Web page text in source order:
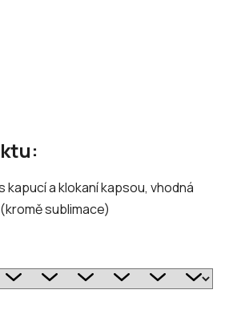
kapucí a klokaní kapsou, vhodná
sublimace)